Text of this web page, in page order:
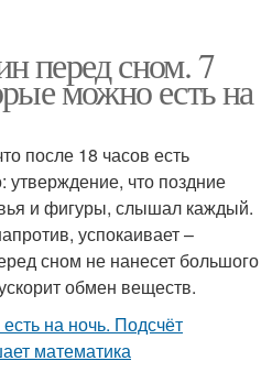
перед сном. 7
можно есть на
после 18 часов есть
утверждение, что поздние
и фигуры, слышал каждый.
успокаивает –
сном не нанесет большого
обмен веществ.